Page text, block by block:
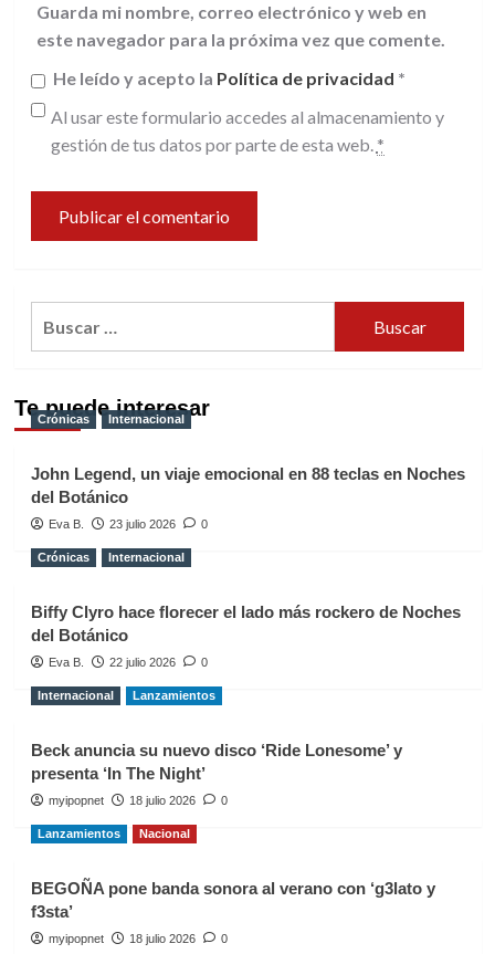
Guarda mi nombre, correo electrónico y web en
este navegador para la próxima vez que comente.
He leído y acepto la Política de privacidad *
Al usar este formulario accedes al almacenamiento y
gestión de tus datos por parte de esta web. *
Te puede interesar
Crónicas Internacional
John Legend, un viaje emocional en 88 teclas en Noches
del Botánico
Eva B. 23 julio 2026 0
Crónicas Internacional
Biffy Clyro hace florecer el lado más rockero de Noches
del Botánico
Eva B. 22 julio 2026 0
Internacional Lanzamientos
Beck anuncia su nuevo disco ‘Ride Lonesome’ y
presenta ‘In The Night’
myipopnet 18 julio 2026 0
Lanzamientos Nacional
BEGOÑA pone banda sonora al verano con ‘g3lato y
f3sta’
myipopnet 18 julio 2026 0